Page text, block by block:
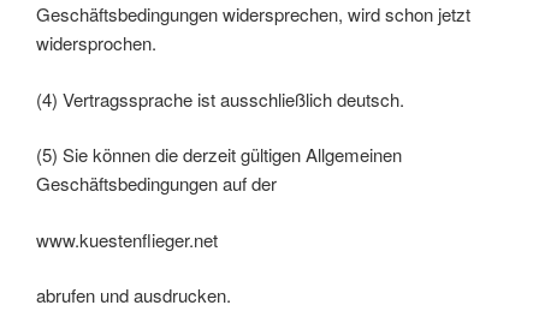
Geschäftsbedingungen widersprechen, wird schon jetzt
widersprochen.
(4) Vertragssprache ist ausschließlich deutsch.
(5) Sie können die derzeit gültigen Allgemeinen
Geschäftsbedingungen auf der
www.kuestenflieger.net
abrufen und ausdrucken.